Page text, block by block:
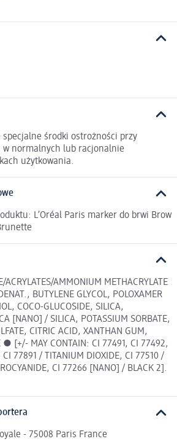
specjalne środki ostrożności przy
w normalnych lub racjonalnie
użytkowania.
L’Oréal Paris marker do brwi Brow
ACRYLATES/AMMONIUM METHACRYLATE
BUTYLENE GLYCOL, POLOXAMER
COCO-GLUCOSIDE, SILICA,
[NANO] / SILICA, POTASSIUM SORBATE,
CITRIC ACID, XANTHAN GUM,
● [+/- MAY CONTAIN: CI 77491, CI 77492,
77891 / TITANIUM DIOXIDE, CI 77510 /
CI 77266 [NANO] / BLACK 2].
- 75008 Paris France